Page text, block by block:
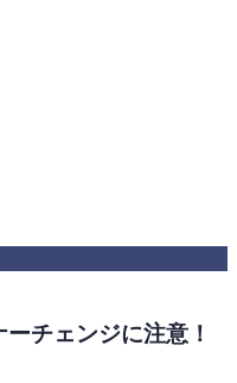
チェンジに注意！